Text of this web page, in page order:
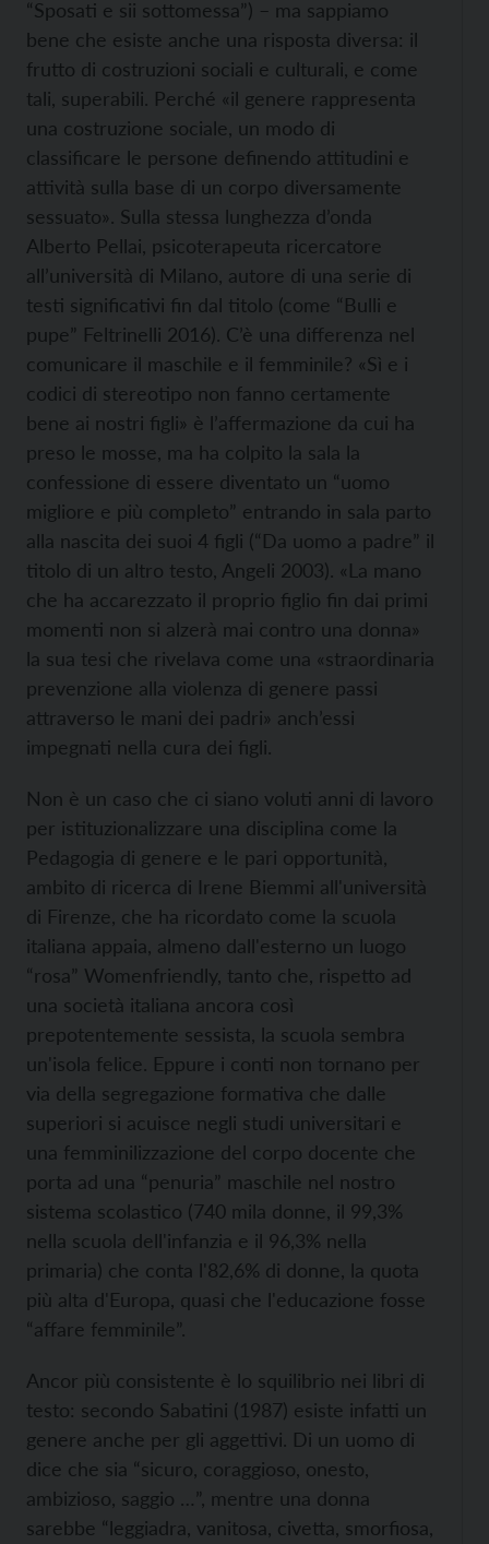
“Sposati e sii sottomessa”) – ma sappiamo
bene che esiste anche una risposta diversa: il
frutto di costruzioni sociali e culturali, e come
tali, superabili. Perché «il genere rappresenta
una costruzione sociale, un modo di
classificare le persone definendo attitudini e
attività sulla base di un corpo diversamente
sessuato». Sulla stessa lunghezza d’onda
Alberto Pellai, psicoterapeuta ricercatore
all’università di Milano, autore di una serie di
testi significativi fin dal titolo (come “Bulli e
pupe” Feltrinelli 2016). C’è una differenza nel
comunicare il maschile e il femminile? «Sì e i
codici di stereotipo non fanno certamente
bene ai nostri figli» è l’affermazione da cui ha
preso le mosse, ma ha colpito la sala la
confessione di essere diventato un “uomo
migliore e più completo” entrando in sala parto
alla nascita dei suoi 4 figli (“Da uomo a padre” il
titolo di un altro testo, Angeli 2003). «La mano
che ha accarezzato il proprio figlio fin dai primi
momenti non si alzerà mai contro una donna»
la sua tesi che rivelava come una «straordinaria
prevenzione alla violenza di genere passi
attraverso le mani dei padri» anch’essi
impegnati nella cura dei figli.
Non è un caso che ci siano voluti anni di lavoro
per istituzionalizzare una disciplina come la
Pedagogia di genere e le pari opportunità,
ambito di ricerca di Irene Biemmi all'università
di Firenze, che ha ricordato come la scuola
italiana appaia, almeno dall'esterno un luogo
“rosa” Womenfriendly, tanto che, rispetto ad
una società italiana ancora così
prepotentemente sessista, la scuola sembra
un'isola felice. Eppure i conti non tornano per
via della segregazione formativa che dalle
superiori si acuisce negli studi universitari e
una femminilizzazione del corpo docente che
porta ad una “penuria” maschile nel nostro
sistema scolastico (740 mila donne, il 99,3%
nella scuola dell'infanzia e il 96,3% nella
primaria) che conta l'82,6% di donne, la quota
più alta d'Europa, quasi che l'educazione fosse
“affare femminile”.
Ancor più consistente è lo squilibrio nei libri di
testo: secondo Sabatini (1987) esiste infatti un
genere anche per gli aggettivi. Di un uomo di
dice che sia “sicuro, coraggioso, onesto,
ambizioso, saggio …”, mentre una donna
sarebbe “leggiadra, vanitosa, civetta, smorfiosa,